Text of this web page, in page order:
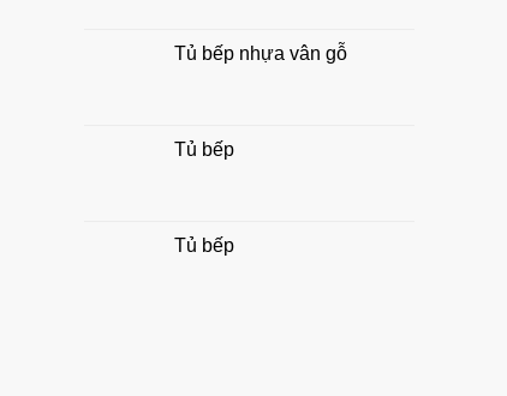
Tủ bếp nhựa vân gỗ
Tủ bếp
Tủ bếp